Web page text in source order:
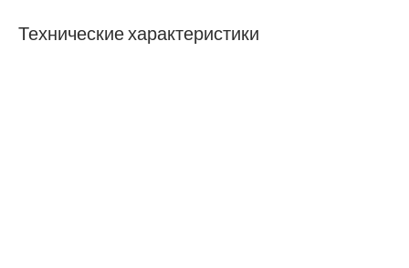
Технические характеристики